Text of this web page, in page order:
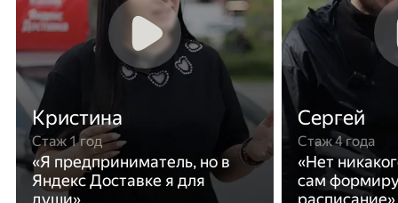
Кристина
Стаж 1 год
«Я предприниматель, но в
Яндекс Доставке я для
Сергей
Стаж 4 года
«Нет
сам